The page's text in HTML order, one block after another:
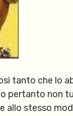
tanto che lo
pertanto non
allo stesso